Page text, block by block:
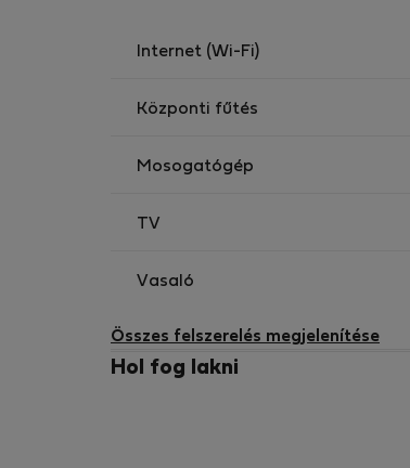
Internet (Wi-Fi)
Központi fűtés
Mosogatógép
TV
Vasaló
Összes felszerelés megjelenítése
Hol fog lakni